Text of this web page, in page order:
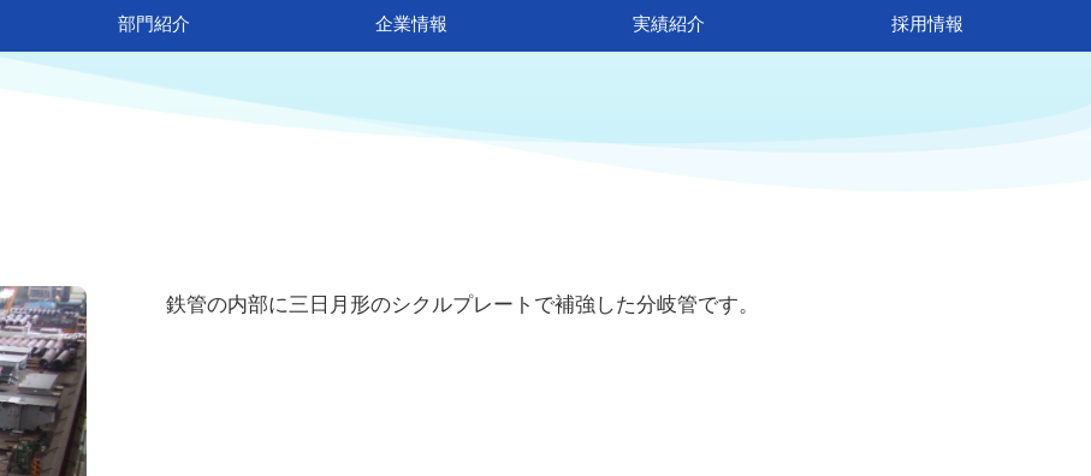
部門紹介 企業情報 実績紹介 採用情報
内部補強形分岐管
鉄管の内部に三日月形のシクルプレートで補強した分岐管です。